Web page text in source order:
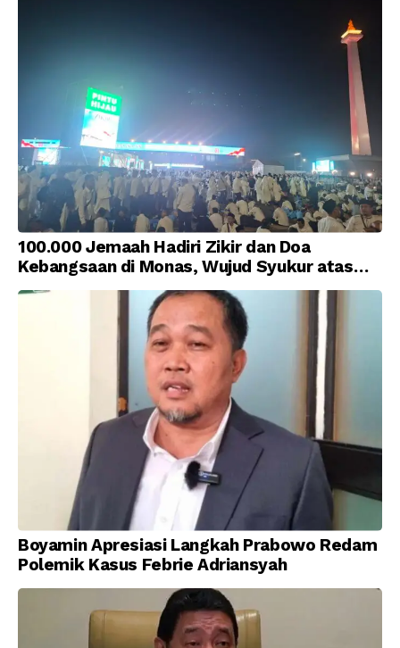
100.000 Jemaah Hadiri Zikir dan Doa
Kebangsaan di Monas, Wujud Syukur atas
Kemerdekaan Indonesia
Boyamin Apresiasi Langkah Prabowo Redam
Polemik Kasus Febrie Adriansyah